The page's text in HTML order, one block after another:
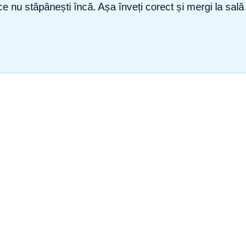
nu stăpânești încă. Așa înveți corect și mergi la